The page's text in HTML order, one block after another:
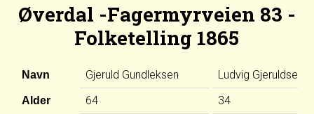
Øverdal -Fagermyrveien 83 -
Folketelling 1865
Navn
Alder
Gjeruld Gundleksen
64
Ludvig Gjeruldsen
34